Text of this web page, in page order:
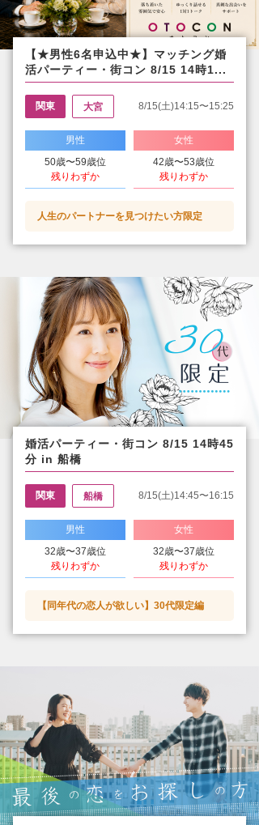
【★男性6名申込中★】マッチング婚
活パーティー・街コン 8/15 14時1...
関東 大宮 8/15(土)14:15〜15:25
男性
50歳〜59歳位
残りわずか
女性
42歳〜53歳位
残りわずか
人生のパートナーを見つけたい方限定
婚活パーティー・街コン 8/15 14時45
分 in 船橋
関東 船橋 8/15(土)14:45〜16:15
男性
32歳〜37歳位
残りわずか
女性
32歳〜37歳位
残りわずか
【同年代の恋人が欲しい】30代限定編